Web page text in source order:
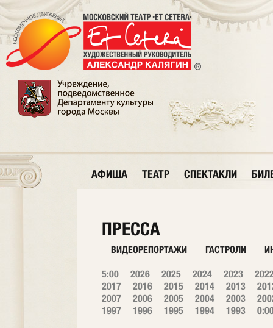
АФИША ТЕАТР СПЕКТАКЛИ
ПРЕССА
ВИДЕОРЕПОРТАЖИ ГАСТРОЛИ
5:00 2026 2025 2024 2023
2017
2016 2015 2014 2013
2007
2006 2005 2004 2003
1997
1996 1995 1994 1993